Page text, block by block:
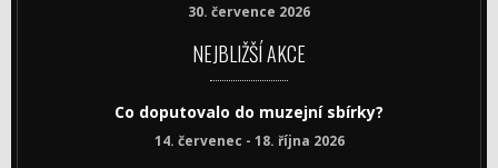
30. července 2026
NEJBLIŽŠÍ AKCE
Co doputovalo do muzejní sbírky?
14. červenec - 18. října 2026